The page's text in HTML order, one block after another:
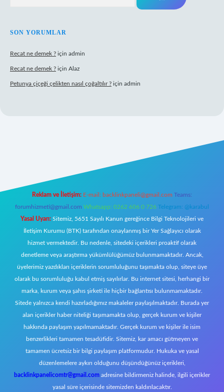
SON YORUMLAR
Recat ne demek ? için admin
Recat ne demek ? için Alaz
Petunya çiçeği çelikten nasıl çoğaltılır ? için admin
Reklam ve İletişim: E-mail: backlinkpaneli@gmail.com Teams:
forumhizmeti@gmail.com Whatsapp: 0262 606 0 726 Telegram: @karabul
Yasal Uyarı: Sitemiz, 5651 Sayılı Kanun gereğince Bilgi Teknolojileri ve
İletişim Kurumu (BTK) tarafından onaylanmış bir Yer Sağlayıcı olarak
hizmet vermektedir. Bu nedenle, sitedeki içerikleri proaktif olarak
denetleme veya araştırma yükümlülüğümüz bulunmamaktadır. Ancak,
üyelerimiz yazdıkları içeriklerin sorumluluğunu taşımakta olup, siteye üye
olarak bu sorumluluğu kabul etmiş sayılırlar. Bu internet sitesi, herhangi bir
marka, kurum veya şahıs şirketi ile hiçbir bağlantısı bulunmamaktadır.
Sitede yalnızca kendi hazırladığımız makaleler paylaşılmaktadır. Burada yer
alan içerikler haber niteliği taşımamakta olup, gerçek kurum ve kişiler
hakkında paylaşım yapılmamaktadır. Gerçek kurum ve kişiler ile isim
benzerlikleri tamamen tesadüfidir. Sitemiz, kar amacı gütmeyen ve
tamamen ücretsiz bir bilgi paylaşım platformudur. Hukuka ve yasal
düzenlemelere aykırı olduğunu düşündüğünüz içerikleri,
backlinkpanelicomtr@gmail.com adresine bildirmeniz halinde, ilgili içerikler
yasal süre içerisinde sitemizden kaldırılacaktır.